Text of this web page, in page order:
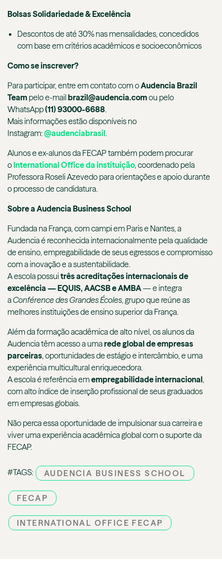
Bolsas Solidariedade & Excelência
Descontos de até 30% nas mensalidades, concedidos
com base em critérios acadêmicos e socioeconômicos
Como se inscrever?
Para participar, entre em contato com oAudencia Brazil
Team pelo e-mail brazil@audencia.comou pelo
WhatsApp(11) 93000-6688.
Mais informações estão disponíveis no
Instagram:@audenciabrasil.
Alunos e ex-alunos da FECAP também podem procurar
o International Office da instituição, coordenado pela
Professora Roseli Azevedo para orientações e apoio durante
o processo de candidatura.
Sobre a Audencia Business School
Fundada na França, com campi em Paris e Nantes, a
Audencia é reconhecida internacionalmente pela qualidade
de ensino, empregabilidade de seus egressos e compromisso
com a inovação e a sustentabilidade.
A escola possuitrês acreditações internacionais de
excelência — EQUIS, AACSB e AMBA— e integra
aConférence des Grandes Écoles, grupo que reúne as
melhores instituições de ensino superior da França.
Além da formação acadêmica de alto nível, os alunos da
Audencia têm acesso a umarede global de empresas
parceiras, oportunidades de estágio e intercâmbio, e uma
experiência multicultural enriquecedora.
A escola é referência emempregabilidade internacional,
com alto índice de inserção profissional de seus graduados
em empresas globais.
Não perca essa oportunidade de impulsionar sua carreira e
viver uma experiência acadêmica global com o suporte da
FECAP.
#TAGS: AUDENCIA BUSINESS SCHOOL
FECAP
INTERNATIONAL OFFICE FECAP